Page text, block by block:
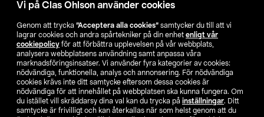
Vi på Clas Ohlson använder cookies
Genom att trycka ”Acceptera alla cookies” samtycker du till att vi
lagrar cookies och andra spårtekniker på din enhet enligt vår
cookiepolicy för att förbättra upplevelsen på vår webbplats,
analysera webbplatsens användning samt anpassa våra
marknadsföringsinsatser. Vi använder fyra kategorier av cookies:
nödvändiga, funktionella, analys och annonsering. För nödvändiga
cookies krävs inte ditt samtycke eftersom dessa cookies är
nödvändiga för att innehållet på webbplatsen ska kunna fungera. Om
du istället vill skräddarsy dina val kan du trycka på inställningar. Ditt
samtycke är frivilligt och kan återkallas när som helst genom att du
Hitta butik
SE NO FI